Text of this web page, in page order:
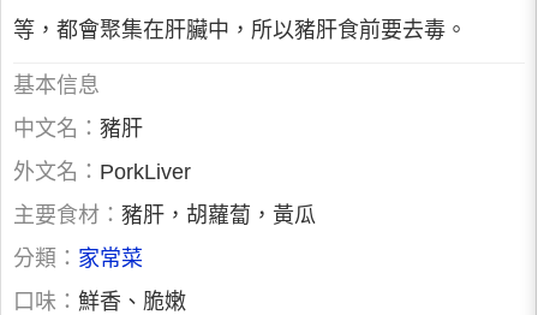
等，都會聚集在肝臟中，所以豬肝食前要去毒。
基本信息
中文名： 豬肝
外文名： PorkLiver
主要食材： 豬肝，胡蘿蔔，黃瓜
分類： 家常菜
口味： 鮮香、脆嫩